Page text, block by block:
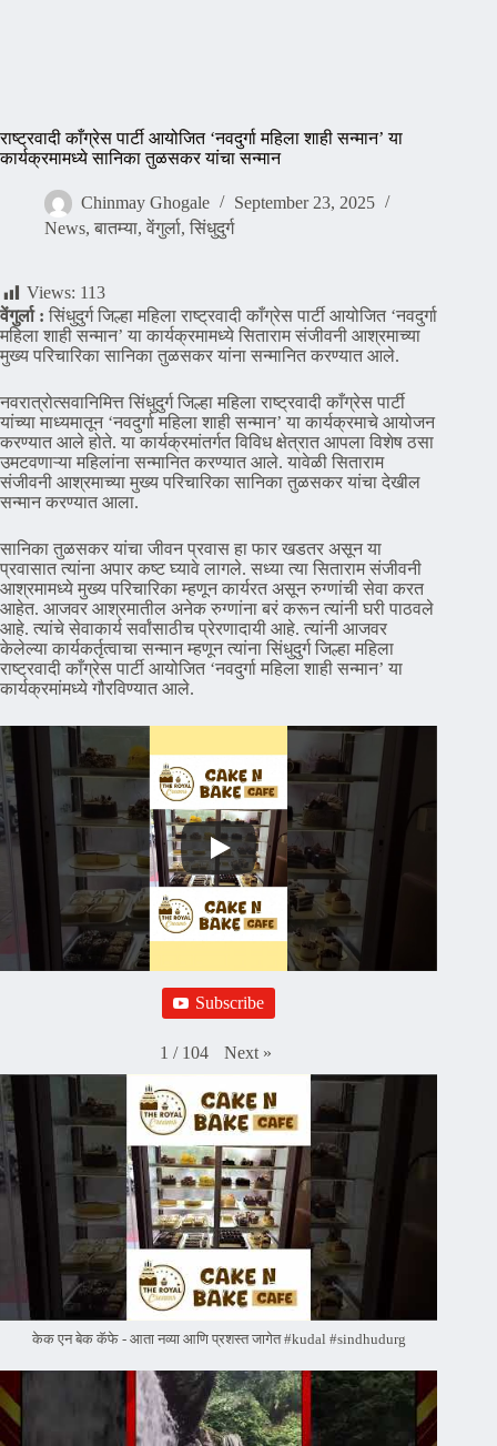
राष्ट्रवादी काँग्रेस पार्टी आयोजित ‘नवदुर्गा महिला शाही सन्मान’ या
कार्यक्रमामध्ये सानिका तुळसकर यांचा सन्मान
Chinmay Ghogale
September 23, 2025
News, बातम्या, वेंगुर्ला, सिंधुदुर्ग
Views: 113
वेंगुर्ला : सिंधुदुर्ग जिल्हा महिला राष्ट्रवादी काँग्रेस पार्टी आयोजित ‘नवदुर्गा
महिला शाही सन्मान’ या कार्यक्रमामध्ये सिताराम संजीवनी आश्रमाच्या
मुख्य परिचारिका सानिका तुळसकर यांना सन्मानित करण्यात आले.
नवरात्रोत्सवानिमित्त सिंधुदुर्ग जिल्हा महिला राष्ट्रवादी काँग्रेस पार्टी
यांच्या माध्यमातून ‘नवदुर्गा महिला शाही सन्मान’ या कार्यक्रमाचे आयोजन
करण्यात आले होते. या कार्यक्रमांतर्गत विविध क्षेत्रात आपला विशेष ठसा
उमटवणाऱ्या महिलांना सन्मानित करण्यात आले. यावेळी सिताराम
संजीवनी आश्रमाच्या मुख्य परिचारिका सानिका तुळसकर यांचा देखील
सन्मान करण्यात आला.
सानिका तुळसकर यांचा जीवन प्रवास हा फार खडतर असून या
प्रवासात त्यांना अपार कष्ट घ्यावे लागले. सध्या त्या सिताराम संजीवनी
आश्रमामध्ये मुख्य परिचारिका म्हणून कार्यरत असून रुग्णांची सेवा करत
आहेत. आजवर आश्रमातील अनेक रुग्णांना बरं करून त्यांनी घरी पाठवले
आहे. त्यांचे सेवाकार्य सर्वांसाठीच प्रेरणादायी आहे. त्यांनी आजवर
केलेल्या कार्यकर्तृत्वाचा सन्मान म्हणून त्यांना सिंधुदुर्ग जिल्हा महिला
राष्ट्रवादी काँग्रेस पार्टी आयोजित ‘नवदुर्गा महिला शाही सन्मान’ या
कार्यक्रमांमध्ये गौरविण्यात आले.
Subscribe
1 / 104 Next »
केक एन बेक कॅफे - आता नव्या आणि प्रशस्त जागेत #kudal #sindhudurg